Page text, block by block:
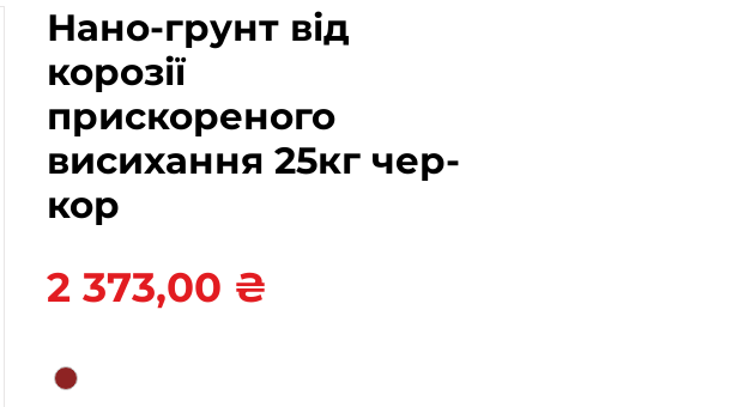
Нано-грунт від
корозії
прискореного
висихання 25кг чер-
кор
2 373,00 ₴